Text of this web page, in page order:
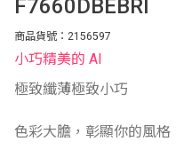
F7660DBEBRI
商品貨號：2156597
小巧精美的 AI
極致纖薄極致小巧
色彩大膽，彰顯你的風格